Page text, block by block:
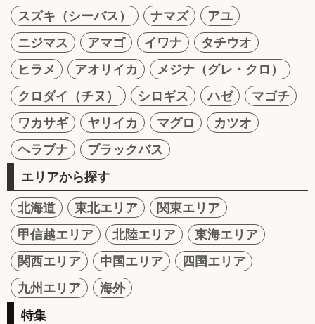
スズキ（シーバス）
ナマズ
アユ
ニジマス
アマゴ イワナ
タチウオ
ヒラメ
アオリイカ
メジナ（グレ・クロ）
クロダイ（チヌ）
シロギス ハゼ
マゴチ
ワカサギ
ヤリイカ マグロ
カツオ
ヘラブナ
ブラックバス
エリアから探す
北海道 東北エリア
関東エリア
甲信越エリア
北陸エリア
東海エリア
関西エリア
中国エリア
四国エリア
九州エリア
海外
特集